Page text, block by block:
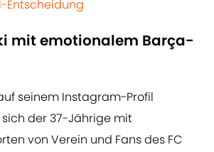
Entscheidung
mit emotionalem Barça-
seinem Instagram-Profil
der 37-Jährige mit
von Verein und Fans des FC